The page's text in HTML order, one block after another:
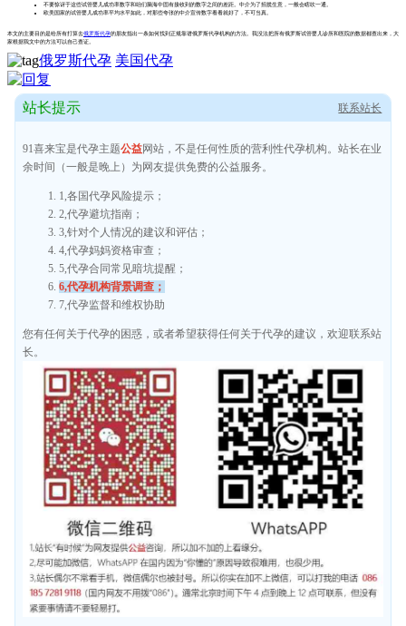
不要惊讶于这些试管婴儿成功率数字和咱们脑海中固有接收到的数字之间的差距。中介为了招揽生意，一般会瞎吹一通。
欧美国家的试管婴儿成功率平均水平如此，对那些夸张的中介宣传数字看看就好了，不可当真。
本文的主要目的是给所有打算去俄罗斯代孕的朋友指出一条如何找到正规靠谱俄罗斯代孕机构的方法。我没法把所有俄罗斯试管婴儿诊所和医院的数据都查出来，大
家根据我文中的方法可以自己查证。
俄罗斯代孕 美国代孕
站长提示
91喜来宝是代孕主题公益网站，不是任何性质的营利性代孕机构。站长在业
余时间（一般是晚上）为网友提供免费的公益服务。
1,各国代孕风险提示；
2,代孕避坑指南；
3,针对个人情况的建议和评估；
4,代孕妈妈资格审查；
5,代孕合同常见暗坑提醒；
6,代孕机构背景调查；
7,代孕监督和维权协助
您有任何关于代孕的困惑，或者希望获得任何关于代孕的建议，欢迎联系站
长。
联系站长